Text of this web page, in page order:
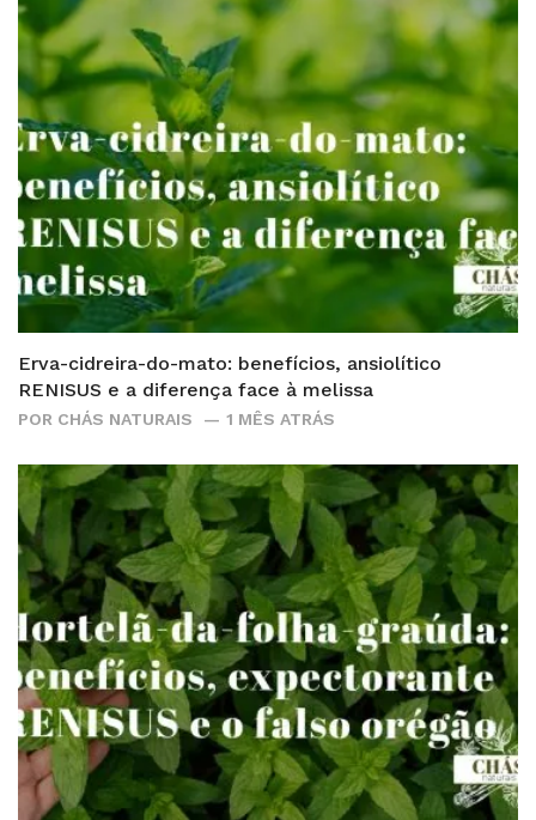
Erva-cidreira-do-mato: benefícios, ansiolítico
RENISUS e a diferença face à melissa
POR CHÁS NATURAIS 1 MÊS ATRÁS